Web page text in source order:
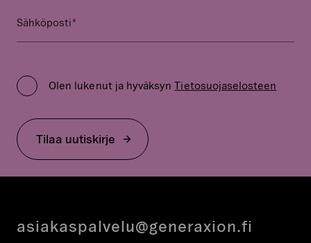
Sähköposti
Policy
*
Olen lukenut ja hyväksynTietosuojaselosteen
Phone
ja
jättää
koskemattomaksi.
Tilaa uutiskirje
asiakaspalvelu@generaxion.fi